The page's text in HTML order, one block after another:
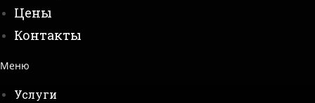
Цены
Контакты
Меню
Услуги